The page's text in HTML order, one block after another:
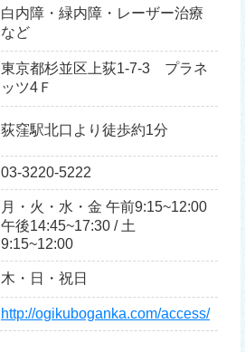
白内障・緑内障・レーザー治療
など
東京都杉並区上荻1-7-3 プラネ
ッツ4Ｆ
荻窪駅北口より徒歩約1分
03-3220-5222
月・火・水・金 午前9:15~12:00
午後14:45~17:30 / 土
9:15~12:00
木・日・祝日
http://ogikuboganka.com/access/